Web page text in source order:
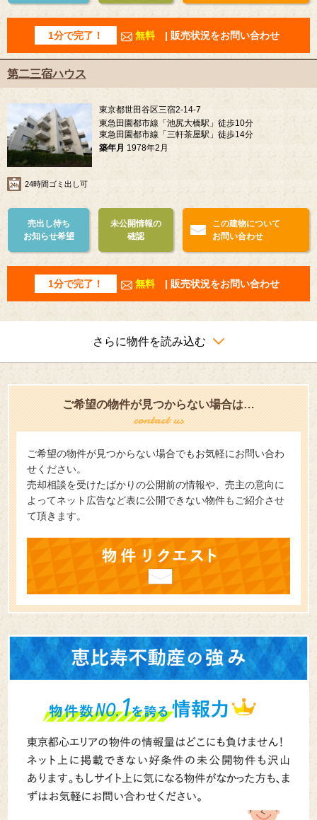
1分で完了！ 無料 | 販売状況をお問い合わせ
第二三宿ハウス
東京都世田谷区三宿2-14-7
東急田園都市線「池尻大橋駅」徒歩10分
東急田園都市線「三軒茶屋駅」徒歩14分
築年月 1978年2月
24時間ゴミ出し可
売出し待ち
お知らせ希望
未公開情報の
確認
この建物について
お問い合わせ
1分で完了！ 無料 | 販売状況をお問い合わせ
さらに物件を読み込む
ご希望の物件が見つからない場合は…
ご希望の物件が見つからない場合でもお気軽にお問い合わ
せください。
売却相談を受けたばかりの公開前の情報や、売主の意向に
よってネット広告など表に公開できない物件もご紹介させ
て頂きます。